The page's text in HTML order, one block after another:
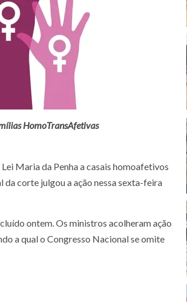
HomoTransAfetivas
Maria da Penha a casais homoafetivos
corte julgou a ação nessa sexta-feira
ontem. Os ministros acolheram ação
a qual o Congresso Nacional se omite